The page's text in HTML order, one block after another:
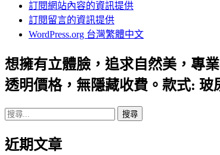
訂閱網站內容的資訊提供
訂閱留言的資訊提供
WordPress.org 台灣繁體中文
想擁有立體臉，追求自然美，專
透明價格，無隱藏收費。款式: 玻
搜
關
近期文章